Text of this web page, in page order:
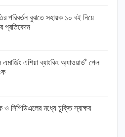
পরিবর্তন বুঝতে সহায়ক ১০ বই নিয়ে
এশিয়া ব্যাংকিং অ্যাওয়ার্ড’ পেল
ও সিপিডিএলের মধ্যে চুক্তি স্বাক্ষর